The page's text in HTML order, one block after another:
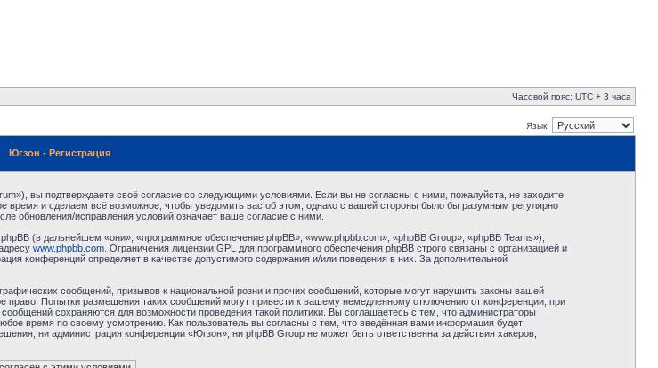
Часовой пояс: UTC + 3 часа
Язык:
Югзон - Регистрация
вы подтверждаете своё согласие со следующими условиями. Если вы не согласны с ними, пожалуйста, не заходите
и сделаем всё возможное, чтобы уведомить вас об этом, однако с вашей стороны было бы разумным регулярно
обновления/исправления условий означает ваше согласие с ними.
(в дальнейшем «они», «программное обеспечение phpBB», «www.phpbb.com», «phpBB Group», «phpBB Teams»),
www.phpbb.com. Ограничения лицензии GPL для программного обеспечения phpBB строго связаны с организацией и
конференций определяет в качестве допустимого содержания и/или поведения в них. За дополнительной
сообщений, призывов к национальной розни и прочих сообщений, которые могут нарушить законы вашей
право. Попытки размещения таких сообщений могут привести к вашему немедленному отключению от конференции, при
сохраняются для возможности проведения такой политики. Вы соглашаетесь с тем, что администраторы
время по своему усмотрению. Как пользователь вы согласны с тем, что введённая вами информация будет
ни администрация конференции «Югзон», ни phpBB Group не может быть ответственна за действия хакеров,